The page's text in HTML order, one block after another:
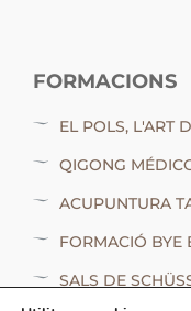
FORMACIONS
EL POLS, L'ART
QIGONG
ACUPUNTURA
FORMACIÓ BYE
SALS DE